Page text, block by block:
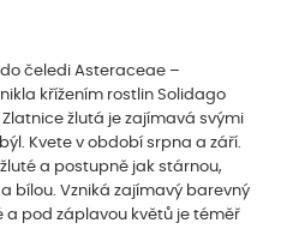
čeledi Asteraceae –
křížením rostlin Solidago
žlutá je zajímavá svými
Kvete v období srpna a září.
a postupně jak stárnou,
bílou. Vzniká zajímavý barevný
a pod záplavou květů je téměř